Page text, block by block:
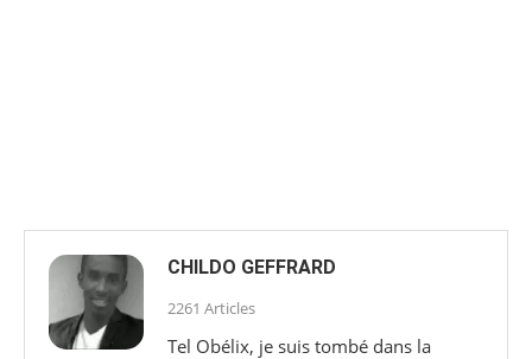
CHILDO GEFFRARD
2261 Articles
Tel Obélix, je suis tombé dans la